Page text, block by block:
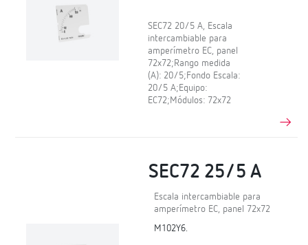
SEC72 20/5 A, Escala
intercambiable para
amperímetro EC, panel
72x72;Rango medida
(A): 20/5;Fondo Escala:
20/5 A;Equipo:
EC72;Módulos: 72x72
SEC72 25/5 A
Escala intercambiable para
amperímetro EC, panel 72x72
M102Y6.